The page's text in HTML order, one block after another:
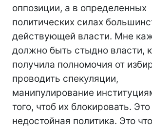
оппозиции, а в определенных
политических силах
действующей власти. Мне
должно быть стыдно власти,
получила полномочия от
проводить спекуляции,
манипулирование
того, чтоб их блокировать.
недостойная политика. Это